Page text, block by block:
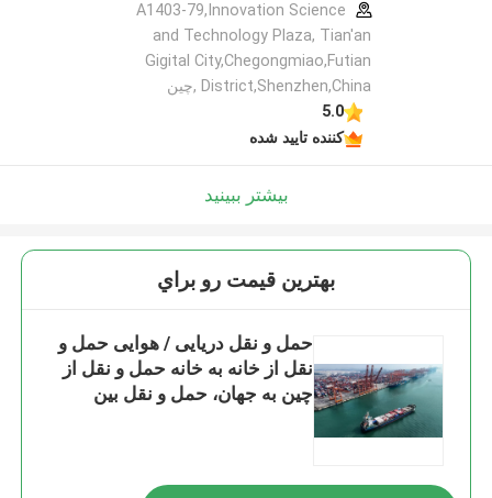
A1403-79,Innovation Science
and Technology Plaza, Tian'an
Gigital City,Chegongmiao,Futian
District,Shenzhen,China ,چین
5.0
کننده تایید شده
بیشتر ببینید
بهترين قيمت رو براي
حمل و نقل دریایی / هوایی حمل و
نقل از خانه به خانه حمل و نقل از
چین به جهان، حمل و نقل بین